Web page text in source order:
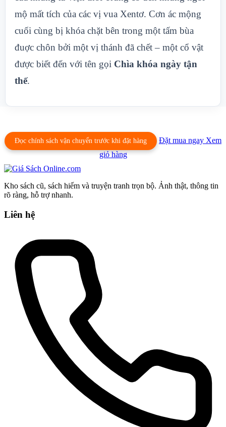
mộ mất tích của các vị vua Xentơ. Cơn ác mộng
cuối cùng bị khóa chặt bên trong một tấm bùa
đuợc chôn bởi một vị thánh đã chết – một cổ vật
được biết đến với tên gọi Chìa khóa ngày tận
thế.
Đọc chính sách vận chuyển trước khi đặt hàng Đặt mua ngay Xem
giỏ hàng
Kho sách cũ, sách hiếm và truyện tranh trọn bộ. Ảnh thật, thông tin
rõ ràng, hỗ trợ nhanh.
Liên hệ